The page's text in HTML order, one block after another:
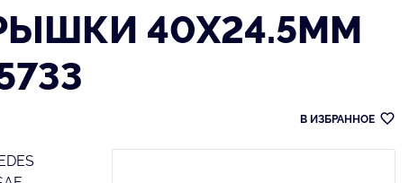
40X24.5ММ
В ИЗБРАННОЕ